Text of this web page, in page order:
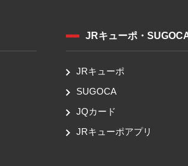
JRキューポ・
JRキューポ
SUGOCA
JQカード
JRキューポアプリ